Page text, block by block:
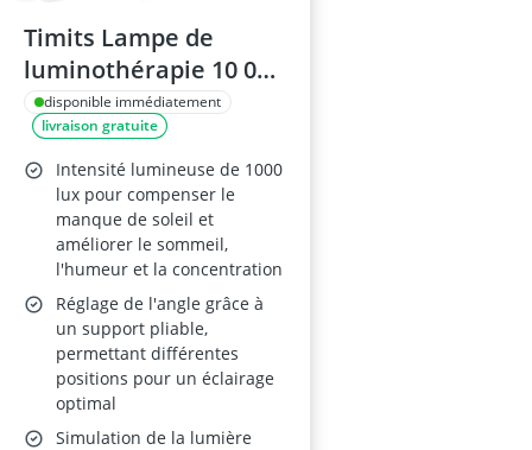
Timits Lampe de
luminothérapie 10 000
lux
disponible immédiatement
livraison gratuite
Intensité lumineuse de 1000
lux pour compenser le
manque de soleil et
améliorer le sommeil,
l'humeur et la concentration
Réglage de l'angle grâce à
un support pliable,
permettant différentes
positions pour un éclairage
optimal
Simulation de la lumière